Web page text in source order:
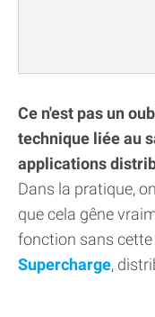
Ce n'est pas un
technique liée au
applications
Dans la pratique,
que cela gêne
fonction sans
Supercharge,